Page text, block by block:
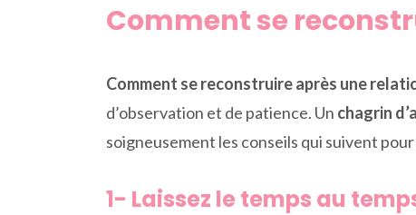
Comment se
Comment se reconstruire après une
d’observation et de patience. Un chagrin
soigneusement les conseils qui suivent
1- Laissez le temps au